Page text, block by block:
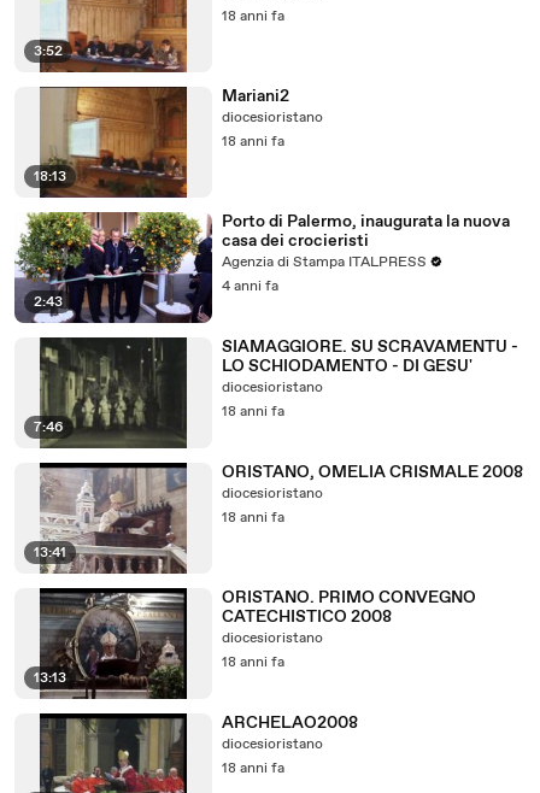
3:52
18 anni fa
18:13
Mariani2
diocesioristano
18 anni fa
2:43
Porto di Palermo, inaugurata la nuova
casa dei crocieristi
Agenzia di Stampa ITALPRESS
4 anni fa
7:46
SIAMAGGIORE. SU SCRAVAMENTU -
LO SCHIODAMENTO - DI GESU'
diocesioristano
18 anni fa
13:41
ORISTANO, OMELIA CRISMALE 2008
diocesioristano
18 anni fa
13:13
ORISTANO. PRIMO CONVEGNO
CATECHISTICO 2008
diocesioristano
18 anni fa
ARCHELAO2008
diocesioristano
18 anni fa